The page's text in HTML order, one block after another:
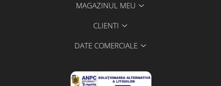
MAGAZINUL MEU
CLIENTI
DATE COMERCIALE